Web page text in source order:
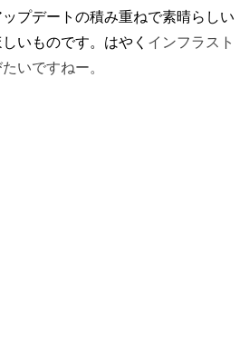
プデートの積み重ねで素晴らしい
いものです。はやく インフラスト
いですねー。